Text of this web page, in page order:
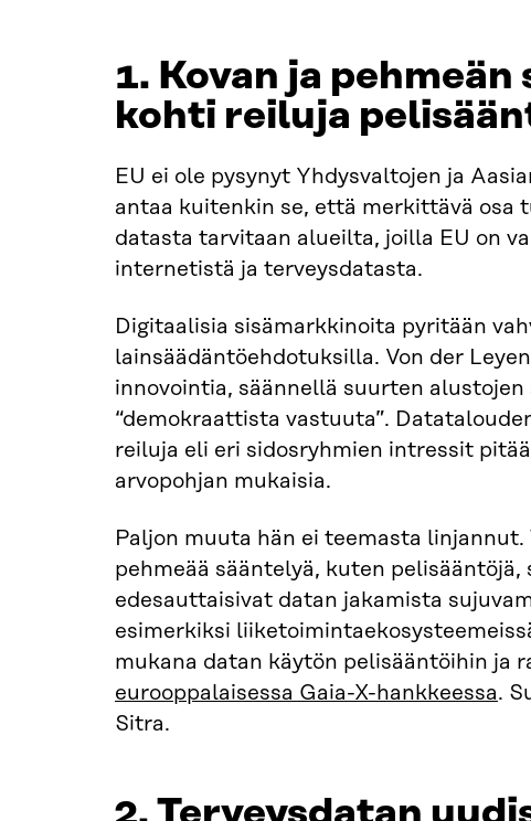
1. Kovan ja
kohti reiluja
EU ei ole pysynyt Yhdysvaltojen ja
antaa kuitenkin se, että merkittävä osa
datasta tarvitaan alueilta, joilla EU on
internetistä ja terveysdatasta.
Digitaalisia sisämarkkinoita pyritään
lainsäädäntöehdotuksilla. Von der
innovointia, säännellä suurten alustojen
“demokraattista vastuuta”.
reiluja eli eri sidosryhmien intressit
arvopohjan mukaisia.
Paljon muuta hän ei teemasta
pehmeää sääntelyä, kuten
edesauttaisivat datan jakamista
esimerkiksi
mukana datan käytön pelisääntöihin ja
eurooppalaisessa Gaia-X-hankkeessa.
Sitra.